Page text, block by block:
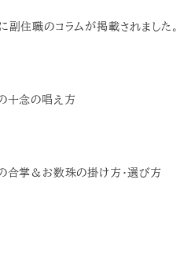
住職のコラムが掲載されました。
十念の唱え方
合掌＆お数珠の掛け方・選び方